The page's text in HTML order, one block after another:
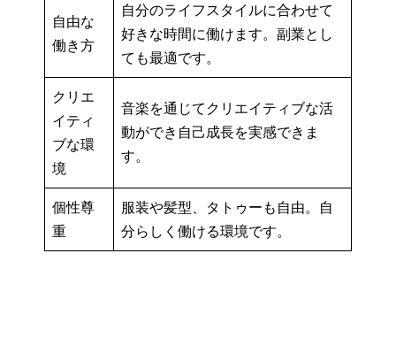
自由な
働き方
自分のライフスタイルに合わせて
好きな時間に働けます。副業とし
ても最適です。
クリエ
イティ
ブな環
境
音楽を通じてクリエイティブな活
動ができ自己成長を実感できま
す。
個性尊
重
服装や髪型、タトゥーも自由。自
分らしく働ける環境です。